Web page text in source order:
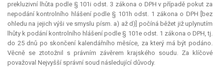
prekluzivní lhůta podle § 101i odst. 3 zákona o DPH v případě pokut za
nepodání kontrolního hlášení podle § 101h odst. 1 zákona o DPH [bez
ohledu na jejich výši ve smyslu písm. a) až d)] počíná běžet již uplynutím
lhůty k podání kontrolního hlášení podle § 101e odst. 1 zákona o DPH, tj.
do 25 dnů po skončení kalendářního měsíce, za který má být podáno.
Věcně se ztotožnil s právním závěrem krajského soudu. Za klíčové
považoval Nejvyšší správní soud následující důvody.